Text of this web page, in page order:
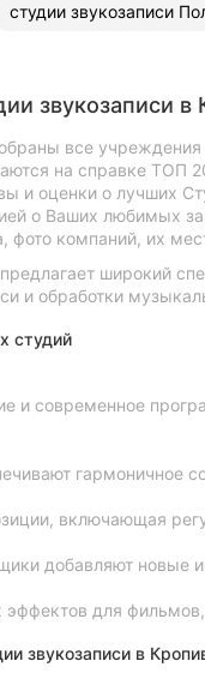
студии звукозаписи
звукозаписи
все
на справке ТОП
и оценки о лучших
о Ваших любимых
компаний, их
широкий
и обработки
студий
и современное
гармоничное
включающая
добавляют новые
эффектов для
звукозаписи в